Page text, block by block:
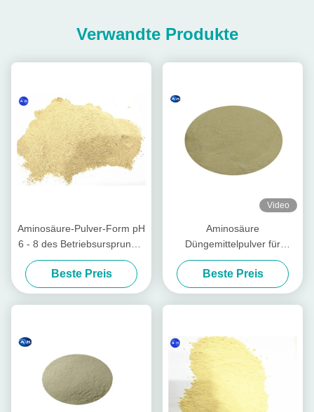
Verwandte Produkte
Aminosäure-Pulver-Form pH
6 - 8 des Betriebsursprungs-
hohe Stickstoff-organischen
Düngemittel-65%
Beste Preis
Video
Aminosäure
Düngemittelpulver für
Pflanzenwachstum PH 4-6
als alkalische
Bodenkonditioner
Beste Preis